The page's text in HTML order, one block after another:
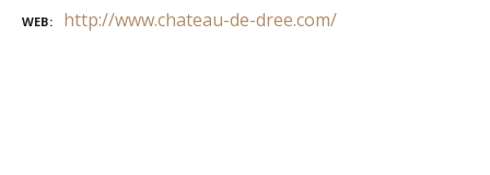
WEB http://www.chateau-de-dree.com/